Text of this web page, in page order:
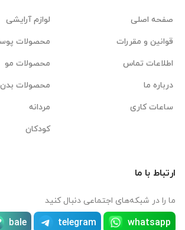
صفحه اصلی
قوانین و مقررات
اطلاعات تماس
درباره ما
ساعات کاری
لوازم آرایشی
محصولات
محصولات مو
محصولات بدن
مردانه
کودکان
ارتباط با ما
ما را در شبکه‌های اجتماعی دنبال کنید
whatsapp
telegram
bale